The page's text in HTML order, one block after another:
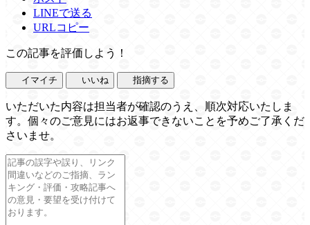
LINEで送る
URLコピー
この記事を評価しよう！
イマイチ いいね 指摘する
いただいた内容は担当者が確認のうえ、順次対応いたしま
す。個々のご意見にはお返事できないことを予めご了承くだ
さいませ。